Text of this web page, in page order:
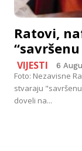
Ratovi,
VIJESTI 6
Foto: Nezavisne
stvaraju
doveli na...